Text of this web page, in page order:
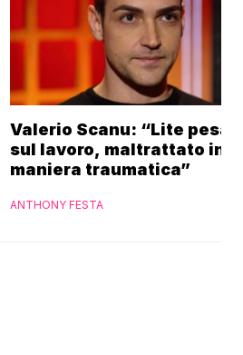
Valerio Scanu: “Lite
sul lavoro, maltrattato in
maniera traumatica”
ANTHONY FESTA